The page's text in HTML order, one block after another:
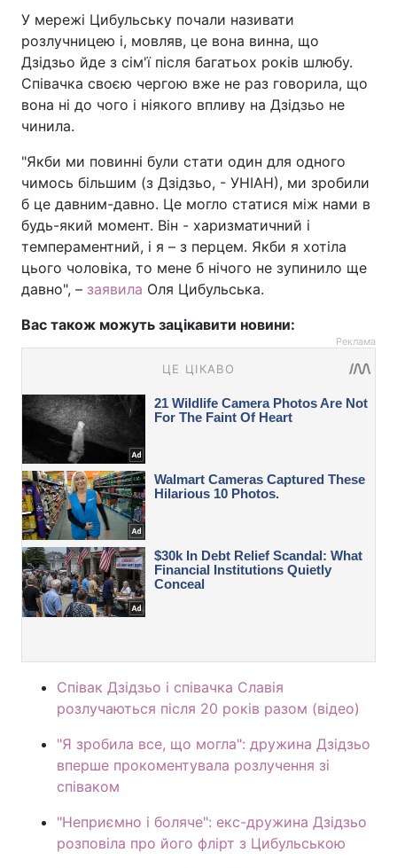
У мережі Цибульську почали називати
розлучницею і, мовляв, це вона винна, що
Дзідзьо йде з сім'ї після багатьох років шлюбу.
Співачка своєю чергою вже не раз говорила, що
вона ні до чого і ніякого впливу на Дзідзьо не
чинила.
"Якби ми повинні були стати один для одного
чимось більшим (з Дзідзьо, - УНІАН), ми зробили
б це давним-давно. Це могло статися між нами в
будь-який момент. Він - харизматичний і
темпераментний, і я – з перцем. Якби я хотіла
цього чоловіка, то мене б нічого не зупинило ще
давно", – заявила Оля Цибульська.
Вас також можуть зацікавити новини:
Реклама
Співак Дзідзьо і співачка Славія
розлучаються після 20 років разом (відео)
"Я зробила все, що могла": дружина Дзідзьо
вперше прокоментувала розлучення зі
співаком
"Неприємно і боляче": екс-дружина Дзідзьо
розповіла про його флірт з Цибульською